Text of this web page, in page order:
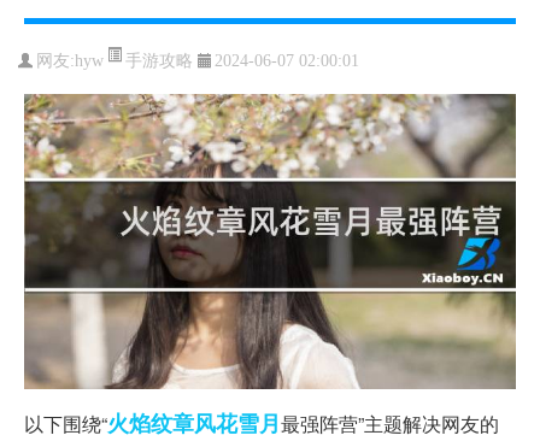
网友:hyw 手游攻略 2024-06-07 02:00:01
以下围绕“火焰纹章风花雪月最强阵营”主题解决网友的